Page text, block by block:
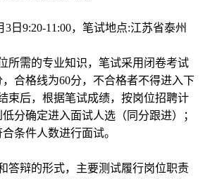
3日9:20-11:00，笔试地点:江苏省泰州
所需的专业知识，笔试采用闭卷考试
合格线为60分，不合格者不得进入下
束后，根据笔试成绩，按岗位招聘计
分确定进入面试人选（同分跟进）；
条件人数进行面试。
答辩的形式，主要测试履行岗位职责